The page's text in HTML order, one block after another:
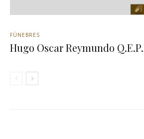
FÚNEBRES
Hugo Oscar Reymundo